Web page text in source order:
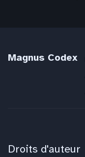
Magnus Codex
Droits d'auteur